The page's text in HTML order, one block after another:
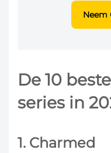
Neem
De 10
series in
1. Charmed